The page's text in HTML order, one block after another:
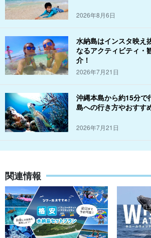
2026年8月6日
水納島はインスタ映え
なるアクティビティ・
介！
2026年7月21日
沖縄本島から約15分で
島への行き方やおすす
2026年7月21日
関連情報